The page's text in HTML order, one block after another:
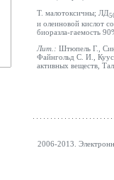
Т. малотоксичны; ЛД
и олеиновой кислот
биоразла-гаемость
Лит.: Штюпель Г.,
Файнгольд С. И.,
активных веществ,
2006-2013.